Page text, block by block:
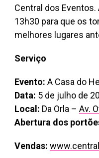
Central dos
13h30 para que os
melhores lugares
Serviço
Evento: A Casa do
Data: 5 de julho de
Local: Da Orla – Av.
Abertura dos
Vendas: